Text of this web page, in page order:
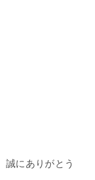
誠にありがとう